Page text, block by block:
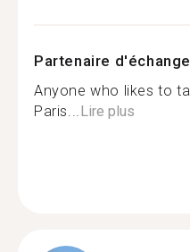
Partenaire
Anyone who likes to
Paris... Lire plus